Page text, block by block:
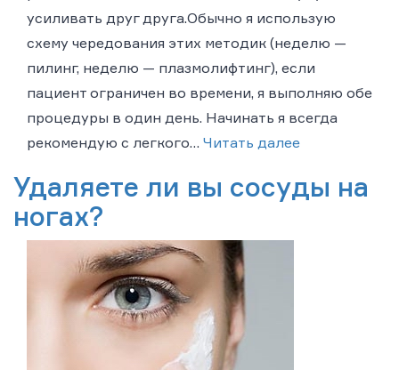
усиливать друг друга.Обычно я использую
схему чередования этих методик (неделю —
пилинг, неделю — плазмолифтинг), если
пациент ограничен во времени, я выполняю обе
процедуры в один день. Начинать я всегда
рекомендую с легкого… Читать далее
Удаляете ли вы сосуды на
ногах?